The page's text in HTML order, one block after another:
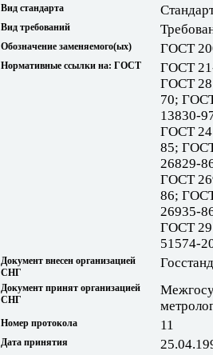
Вид стандарта
Вид требований
Обозначение заменяемого(ых) ГОСТ
Нормативные ссылки на: ГОСТ
ГОСТ
ГОСТ
70;
13830-
ГОСТ
85;
26829-
ГОСТ
86;
26935-
ГОСТ
51574-
Документ внесен организацией
СНГ
Документ принят организацией
СНГ
Номер протокола 11
Дата принятия